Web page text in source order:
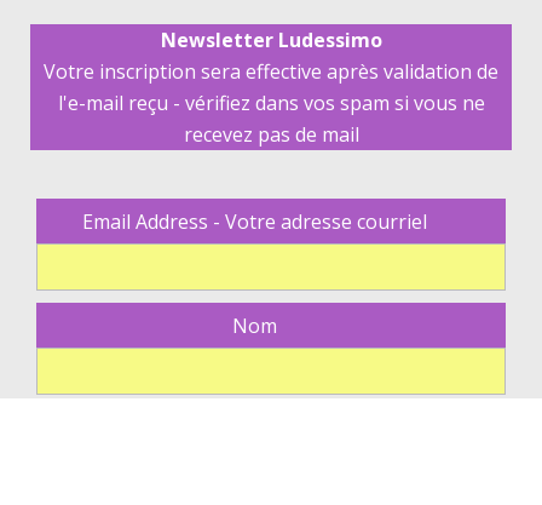
Newsletter Ludessimo
Votre inscription sera effective après validation de
l'e-mail reçu - vérifiez dans vos spam si vous ne
recevez pas de mail
Email Address - Votre adresse courriel
Nom